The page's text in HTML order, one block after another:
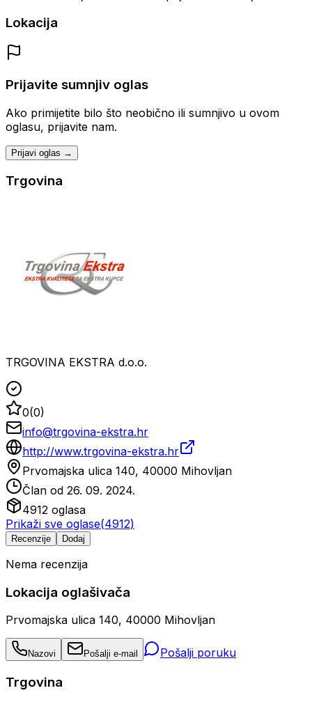
Lokacija
Prijavite sumnjiv oglas
Ako primijetite bilo što neobično ili sumnjivo u ovom
oglasu, prijavite nam.
Prijavi oglas →
Trgovina
TRGOVINA EKSTRA d.o.o.
0(0)
info@trgovina-ekstra.hr
http://www.trgovina-ekstra.hr
Prvomajska ulica 140, 40000 Mihovljan
Član od 26. 09. 2024.
4912 oglasa
Prikaži sve oglase(4912)
Recenzije Dodaj
Nema recenzija
Lokacija oglašivača
Prvomajska ulica 140, 40000 Mihovljan
Nazovi Pošalji e-mail Pošalji poruku
Trgovina